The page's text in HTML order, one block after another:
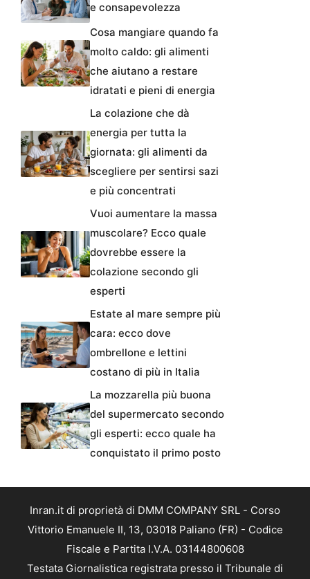
e consapevolezza
Cosa mangiare quando fa
molto caldo: gli alimenti
che aiutano a restare
idratati e pieni di energia
La colazione che dà
energia per tutta la
giornata: gli alimenti da
scegliere per sentirsi sazi
e più concentrati
Vuoi aumentare la massa
muscolare? Ecco quale
dovrebbe essere la
colazione secondo gli
esperti
Estate al mare sempre più
cara: ecco dove
ombrellone e lettini
costano di più in Italia
La mozzarella più buona
del supermercato secondo
gli esperti: ecco quale ha
conquistato il primo posto
Inran.it di proprietà di DMM COMPANY SRL - Corso
Vittorio Emanuele II, 13, 03018 Paliano (FR) - Codice
Fiscale e Partita I.V.A. 03144800608
Testata Giornalistica registrata presso il Tribunale di